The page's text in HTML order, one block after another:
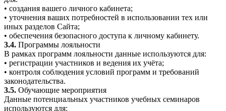
• создания вашего личного кабинета;
• уточнения ваших потребностей в использовании тех или
иных разделов Сайта;
• обеспечения безопасного доступа к личному кабинету.
3.4. Программы лояльности
В рамках программ лояльности данные используются для:
• регистрации участников и ведения их учёта;
• контроля соблюдения условий программ и требований
законодательства.
3.5. Обучающие мероприятия
Данные потенциальных участников учебных семинаров
используются для: